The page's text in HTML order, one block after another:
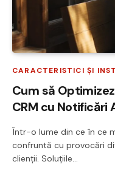
CARACTERISTICI ȘI
Cum să
CRM cu Notificări
Într-o lume din ce în ce
confruntă cu provocări
clienții. Soluțiile…